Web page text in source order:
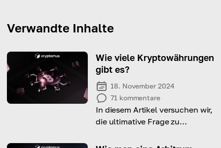
Verwandte Inhalte
Wie viele Kryptowährungen
gibt es?
18. November 2024
71 kommentare
In diesem Artikel versuchen wir,
die ultimative Frage zu
Kryptowährungen es derzeit